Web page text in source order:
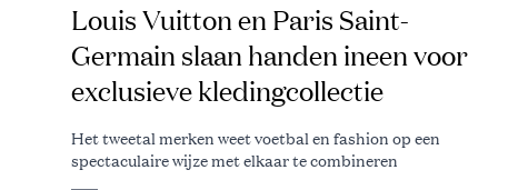
Louis Vuitton en Paris Saint-
Germain slaan handen ineen voor
exclusieve kledingcollectie
Het tweetal merken weet voetbal en fashion op een
spectaculaire wijze met elkaar te combineren